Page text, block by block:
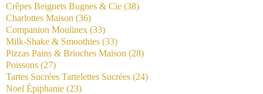
Crêpes Beignets Bugnes & Cie (38)
Charlottes Maison (36)
Companion Moulinex (33)
Milk-Shake & Smoothies (33)
Pizzas Pains & Brioches Maison (28)
Poissons (27)
Tartes Sucrées Tartelettes Sucrées (24)
Noel Épiphanie (23)